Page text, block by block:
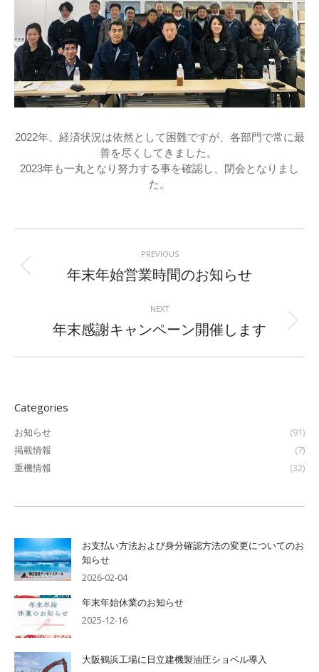
2022年、経済状況は依然として困難ですが、各部門で常に最
善を尽くしてきました。
2023年も一丸となり努力する事を確認し、閉会となりまし
navigation
PREVIOUS
Previous
post:
年末年始営業時間のお知らせ
NEXT
Next
post:
年末感謝キャンペーン開催します
Categories
お知らせ
(91)
掲載情報
(7)
重機情報
(32)
お支払い方法および身分確認方法の変更についてのお
知らせ
2026-02-04
年末年始休業のお知らせ
2025-12-16
大阪鶴浜工場に日立建機製油圧ショベル導入